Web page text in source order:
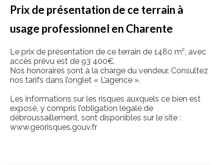
Prix de présentation de ce terrain à
usage professionnel en Charente
Le prix de présentation de ce terrain de 1480 m², avec
accès prévu est de 93 400€.
Nos honoraires sont à la charge du vendeur. Consultez
nos tarifs dans l’onglet « L’agence ».
Les informations sur les risques auxquels ce bien est
exposé, y compris l’obligation légale de
débroussaillement, sont disponibles sur le site :
www.georisques.gouv.fr